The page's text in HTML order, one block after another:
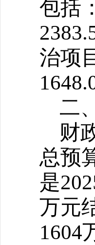
包括
治项
二
财
总预
是
万元
1604